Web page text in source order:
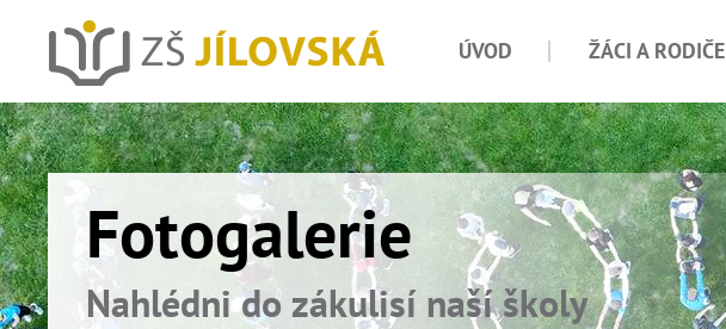
ÚVOD ŽÁCI A RODIČE
Fotogalerie
Nahlédni do zákulisí naší školy